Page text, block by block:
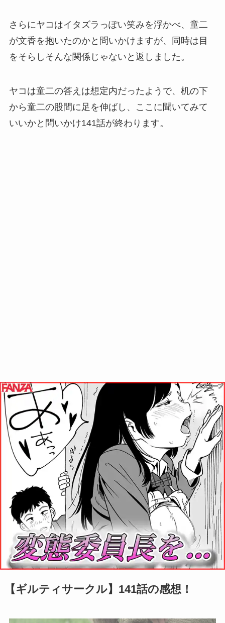
さらにヤコはイタズラっぽい笑みを浮かべ、童二
が文香を抱いたのかと問いかけますが、同時は目
をそらしそんな関係じゃないと返しました。
ヤコは童二の答えは想定内だったようで、机の下
から童二の股間に足を伸ばし、ここに聞いてみて
いいかと問いかけ141話が終わります。
【ギルティサークル】141話の感想！